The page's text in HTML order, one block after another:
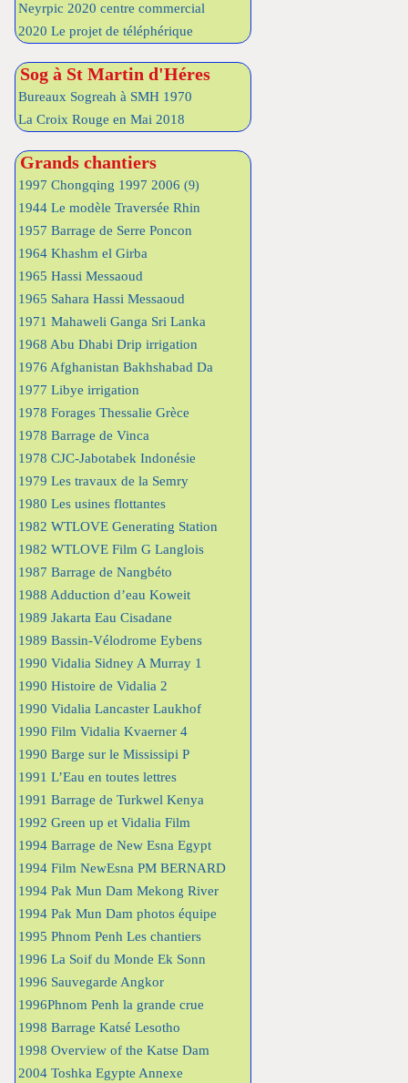
Neyrpic 2020 centre commercial
2020 Le projet de téléphérique
Sog à St Martin d'Héres
Bureaux Sogreah à SMH 1970
La Croix Rouge en Mai 2018
Grands chantiers
1997 Chongqing 1997 2006 (9)
1944 Le modèle Traversée Rhin
1957 Barrage de Serre Poncon
1964 Khashm el Girba
1965 Hassi Messaoud
1965 Sahara Hassi Messaoud
1971 Mahaweli Ganga Sri Lanka
1968 Abu Dhabi Drip irrigation
1976 Afghanistan Bakhshabad Da
1977 Libye irrigation
1978 Forages Thessalie Grèce
1978 Barrage de Vinca
1978 CJC-Jabotabek Indonésie
1979 Les travaux de la Semry
1980 Les usines flottantes
1982 WTLOVE Generating Station
1982 WTLOVE Film G Langlois
1987 Barrage de Nangbéto
1988 Adduction d’eau Koweit
1989 Jakarta Eau Cisadane
1989 Bassin-Vélodrome Eybens
1990 Vidalia Sidney A Murray 1
1990 Histoire de Vidalia 2
1990 Vidalia Lancaster Laukhof
1990 Film Vidalia Kvaerner 4
1990 Barge sur le Mississipi P
1991 L’Eau en toutes lettres
1991 Barrage de Turkwel Kenya
1992 Green up et Vidalia Film
1994 Barrage de New Esna Egypt
1994 Film NewEsna PM BERNARD
1994 Pak Mun Dam Mekong River
1994 Pak Mun Dam photos équipe
1995 Phnom Penh Les chantiers
1996 La Soif du Monde Ek Sonn
1996 Sauvegarde Angkor
1996Phnom Penh la grande crue
1998 Barrage Katsé Lesotho
1998 Overview of the Katse Dam
2004 Toshka Egypte Annexe